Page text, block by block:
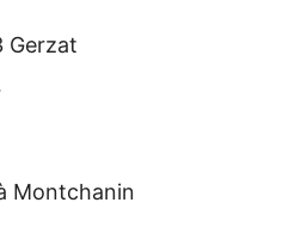
Gerzat
Montchanin